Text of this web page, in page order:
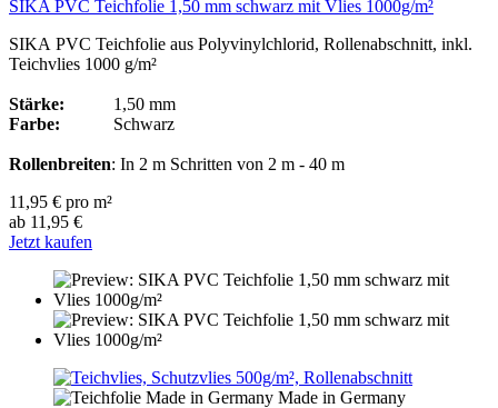
SIKA PVC Teichfolie 1,50 mm schwarz mit Vlies 1000g/m²
SIKA PVC Teichfolie aus Polyvinylchlorid, Rollenabschnitt, inkl.
Teichvlies 1000 g/m²
Stärke: 1,50 mm
Farbe: Schwarz
Rollenbreiten: In 2 m Schritten von 2 m - 40 m
11,95 € pro m²
ab 11,95 €
Jetzt kaufen
Made in Germany